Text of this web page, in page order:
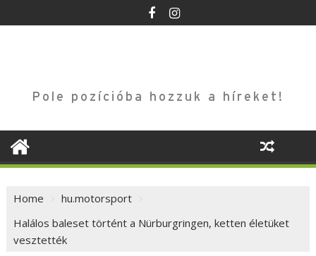
to
Pole pozícióba hozzuk a híreket!
Home
hu.motorsport
Halálos baleset történt a Nürburgringen, ketten életüket
vesztették